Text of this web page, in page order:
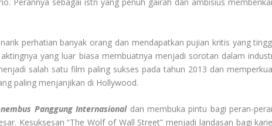
perhatian banyak orang dan mendapatkan pujian kritis yang
yang luar biasa membuatnya menjadi sorotan dalam
salah satu film paling sukses pada tahun 2013 dan
paling menjanjikan di Hollywood.
Panggung Internasionaldan membuka pintu bagi peran-
Kesuksesan “The Wolf of Wall Street” menjadi landasan bagi